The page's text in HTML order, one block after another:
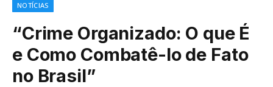
NOTÍCIAS
“Crime Organizado: O que É
e Como Combatê-lo de Fato
no Brasil”